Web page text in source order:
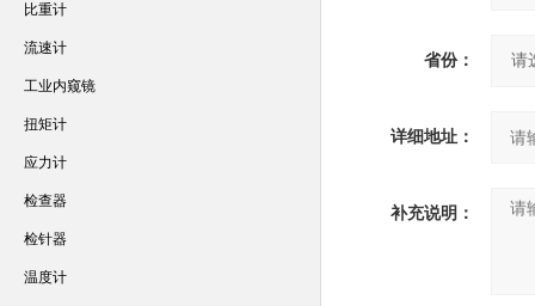
省份：
详细地址：
补充说明：
比重计
流速计
工业内窥镜
扭矩计
应力计
检查器
检针器
温度计